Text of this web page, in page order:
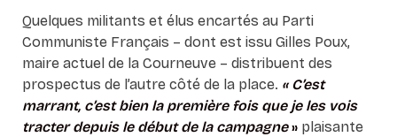
Quelques militants et élus encartés au Parti
Communiste Français – dont est issu Gilles Poux,
maire actuel de la Courneuve – distribuent des
prospectus de l’autre côté de la place. « C’est
marrant, c’est bien la première fois que je les vois
tracter depuis le début de la campagne» plaisante